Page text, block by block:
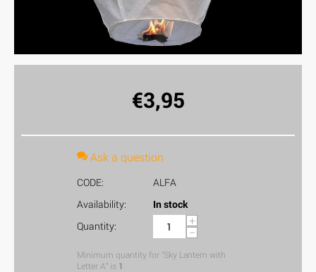
€3,95
Ask a question
CODE:
ALFA
Availability:
In stock
Quantity:
+
−
Minimum quantity for "Sky Lantern with
Letter A" is 1